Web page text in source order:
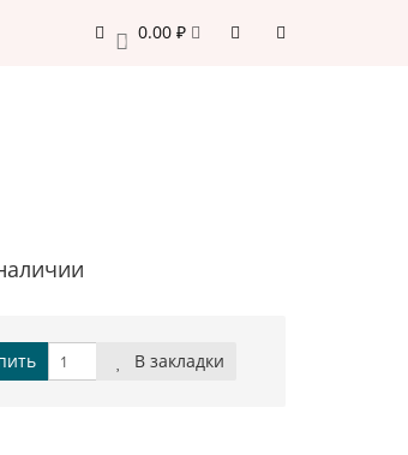
0 0.00 ₽
В закладки